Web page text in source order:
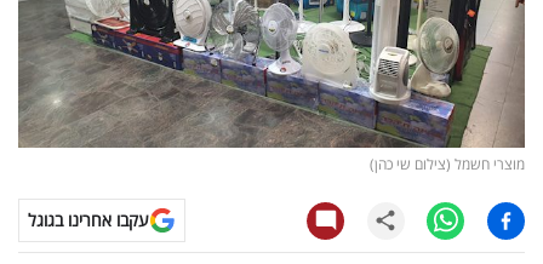
עסקית
קריפטו
ויראלי
עסקי
מוצרי חשמל (צילום שי כהן)
עקבו אחרינו בגוגל